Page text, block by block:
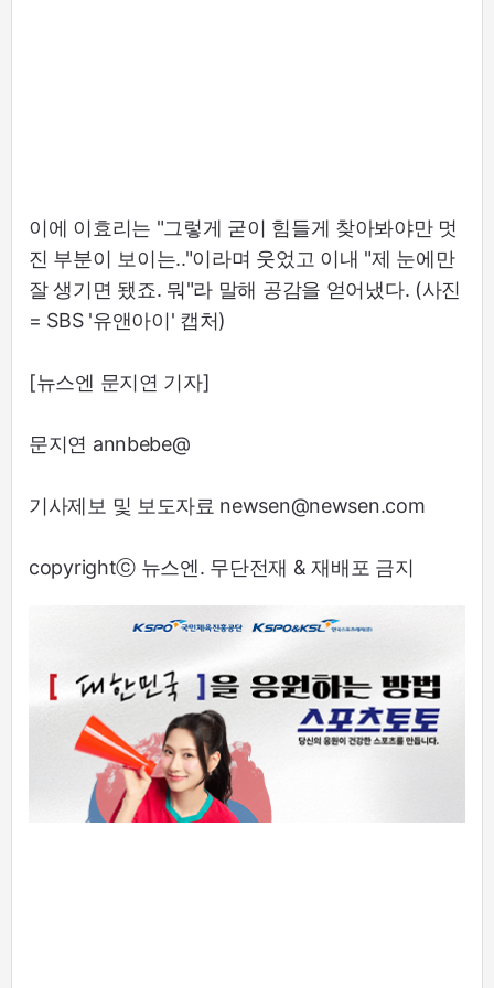
이에 이효리는 "그렇게 굳이 힘들게 찾아봐야만 멋
진 부분이 보이는.."이라며 웃었고 이내 "제 눈에만
잘 생기면 됐죠. 뭐"라 말해 공감을 얻어냈다. (사진
= SBS '유앤아이' 캡처)
[뉴스엔 문지연 기자]
문지연 annbebe@
기사제보 및 보도자료 newsen@newsen.com
copyrightⓒ 뉴스엔. 무단전재 & 재배포 금지